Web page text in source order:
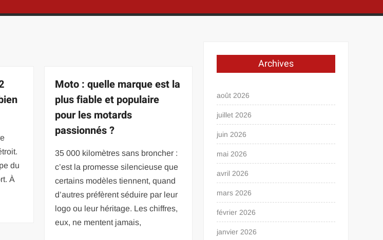
du
À
Moto : quelle marque est la
plus fiable et populaire
pour les motards
passionnés ?
35 000 kilomètres sans broncher :
c’est la promesse silencieuse que
certains modèles tiennent, quand
d’autres préfèrent séduire par leur
logo ou leur héritage. Les chiffres,
eux, ne mentent jamais,
Archives
août 2026
juillet 2026
juin 2026
mai 2026
avril 2026
mars 2026
février 2026
janvier 2026